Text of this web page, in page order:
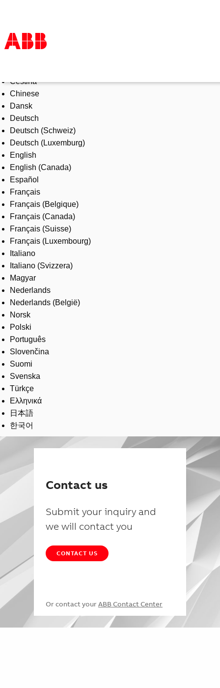
Products & Solutions
Industries
Services
About us
Where to buy
Contact us
Careers
Čeština
Chinese
Dansk
Deutsch
Deutsch (Schweiz)
Deutsch (Luxemburg)
English
English (Canada)
Español
Français
Français (Belgique)
Français (Canada)
Français (Suisse)
Français (Luxembourg)
Italiano
Italiano (Svizzera)
Magyar
Nederlands
Nederlands (België)
Norsk
Polski
Português
Slovenčina
Suomi
Svenska
Türkçe
Ελληνικά
日本語
한국어
Contact us
Submit your inquiry and
we will contact you
CONTACT US
Or contact your ABB Contact Center